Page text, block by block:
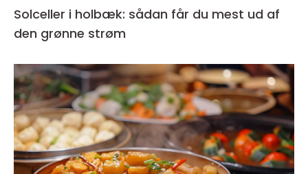
Solceller i holbæk: sådan får du mest ud af
den grønne strøm